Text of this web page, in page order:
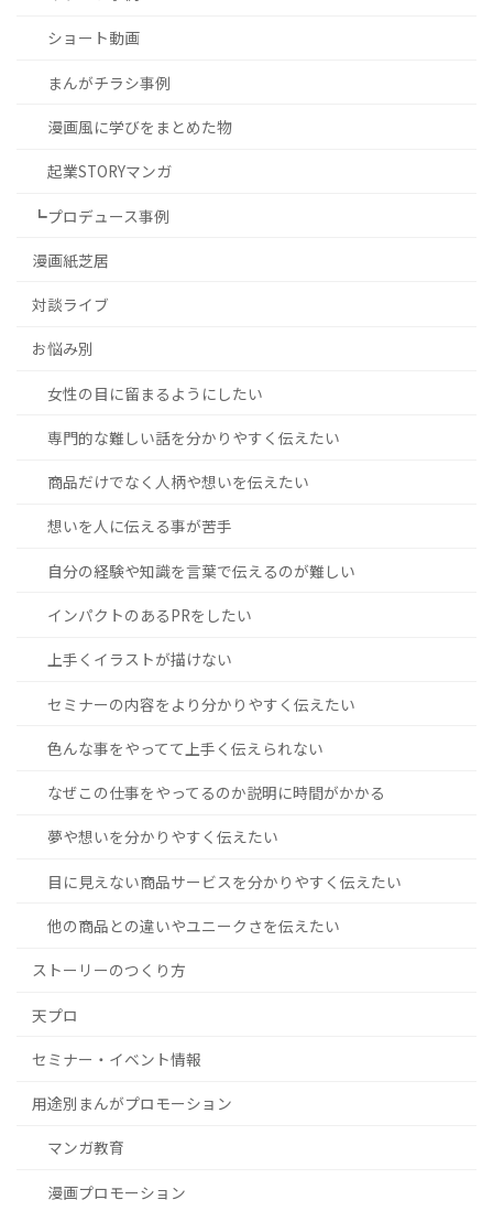
ショート動画
まんがチラシ事例
漫画風に学びをまとめた物
起業STORYマンガ
┗プロデュース事例
漫画紙芝居
対談ライブ
お悩み別
女性の目に留まるようにしたい
専門的な難しい話を分かりやすく伝えたい
商品だけでなく人柄や想いを伝えたい
想いを人に伝える事が苦手
自分の経験や知識を言葉で伝えるのが難しい
インパクトのあるPRをしたい
上手くイラストが描けない
セミナーの内容をより分かりやすく伝えたい
色んな事をやってて上手く伝えられない
なぜこの仕事をやってるのか説明に時間がかかる
夢や想いを分かりやすく伝えたい
目に見えない商品サービスを分かりやすく伝えたい
他の商品との違いやユニークさを伝えたい
ストーリーのつくり方
天プロ
セミナー・イベント情報
用途別まんがプロモーション
マンガ教育
漫画プロモーション